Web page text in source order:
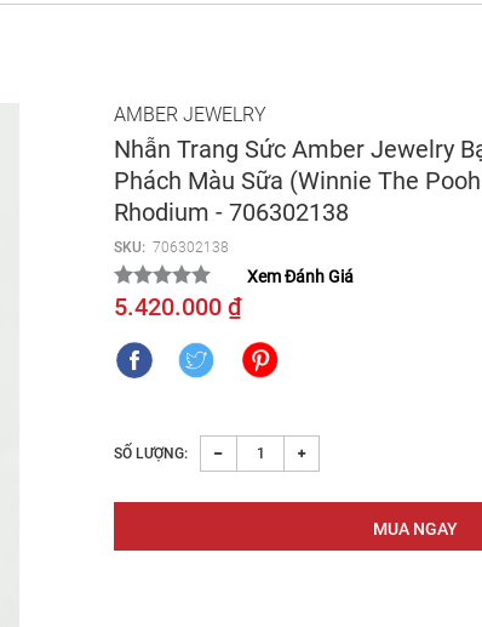
AMBER JEWELRY
Nhẫn Trang Sức Amber Jewelry
Phách Màu Sữa (Winnie The
Rhodium - 706302138
SKU: 706302138
Xem Đánh Giá
5.420.000 ₫
SỐ LƯỢNG: